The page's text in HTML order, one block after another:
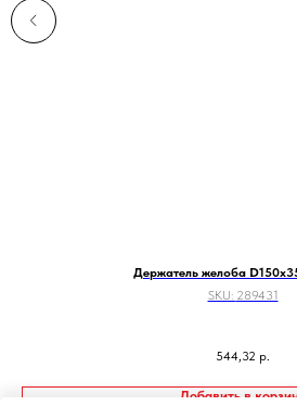
Держатель желоба
SKU: 289431
544,32 р.
Добавить в